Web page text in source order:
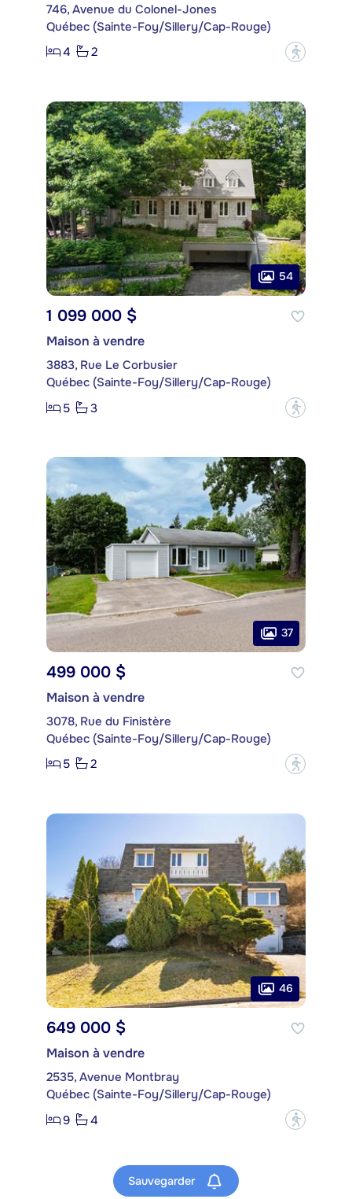
746, Avenue du Colonel-Jones
Québec (Sainte-Foy/Sillery/Cap-Rouge)
4
2 ?
54
1 099 000 $
Maison à vendre
3883, Rue Le Corbusier
Québec (Sainte-Foy/Sillery/Cap-Rouge)
5
3 ?
37
499 000 $
Maison à vendre
3078, Rue du Finistère
Québec (Sainte-Foy/Sillery/Cap-Rouge)
5
2 ?
46
649 000 $
Maison à vendre
2535, Avenue Montbray
Québec (Sainte-Foy/Sillery/Cap-Rouge)
9
4 ?
Sauvegarder